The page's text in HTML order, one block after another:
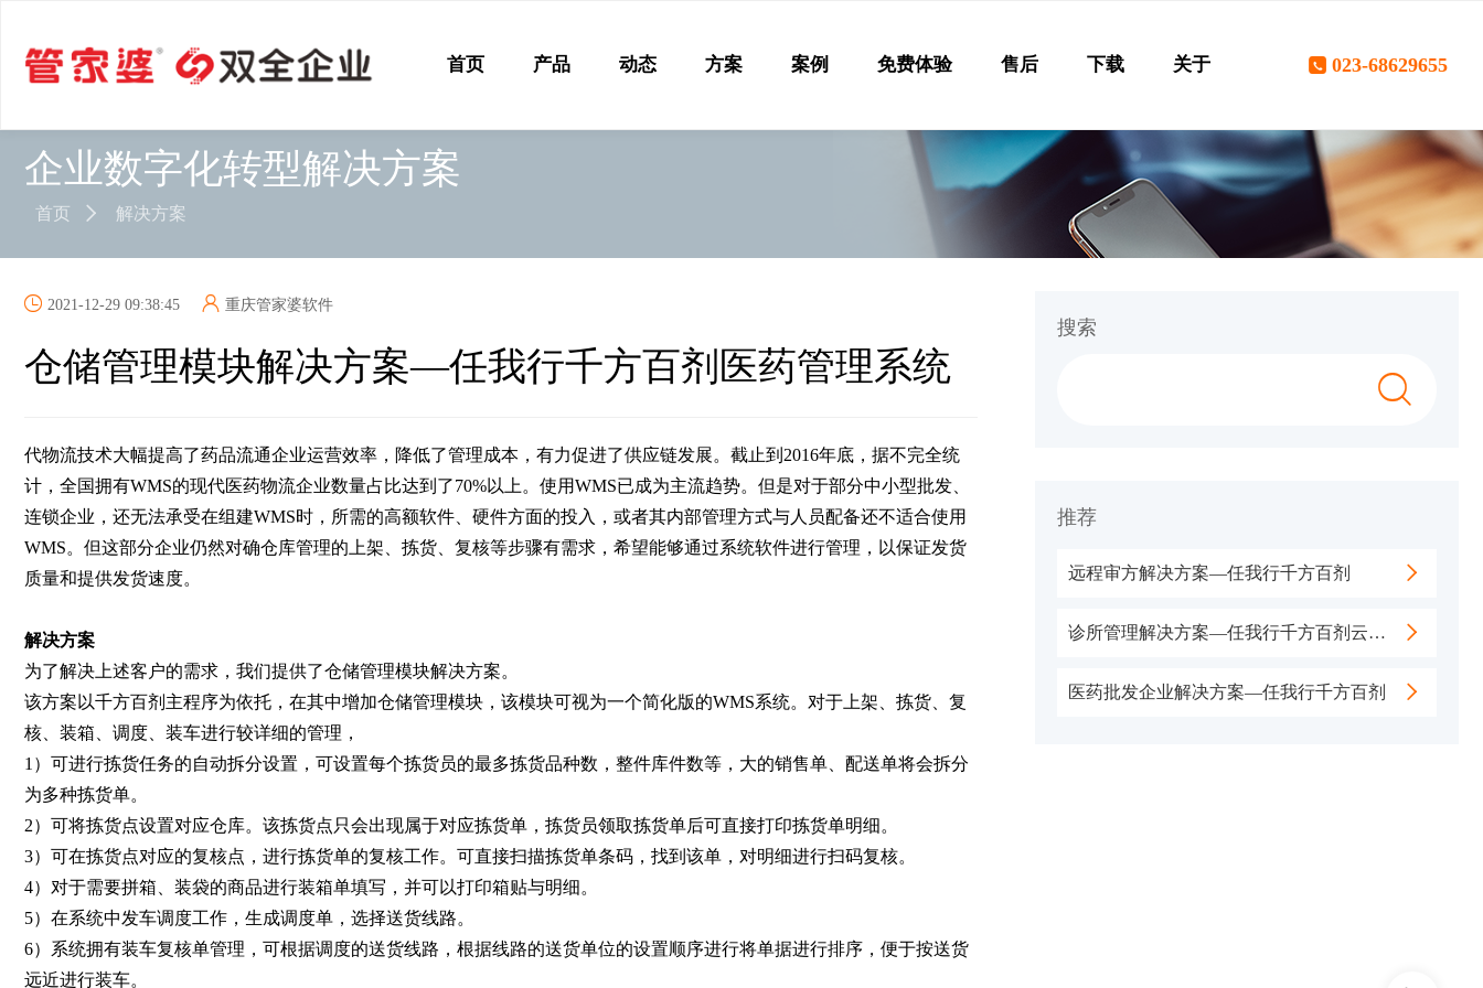
首页 产品 动态 方案 案例 免费体验 售后 下载 关于 023-68629655
企业数字化转型解决方案
首页 解决方案
2021-12-29 09:38:45 重庆管家婆软件
仓储管理模块解决方案—任我行千方百剂医药管理系统
代物流技术大幅提高了药品流通企业运营效率，降低了管理成本，有力促进了供应链发展。截止到2016年底，据不完全统
计，全国拥有WMS的现代医药物流企业数量占比达到了70%以上。使用WMS已成为主流趋势。但是对于部分中小型批发、
连锁企业，还无法承受在组建WMS时，所需的高额软件、硬件方面的投入，或者其内部管理方式与人员配备还不适合使用
WMS。但这部分企业仍然对确仓库管理的上架、拣货、复核等步骤有需求，希望能够通过系统软件进行管理，以保证发货
质量和提供发货速度。
解决方案
为了解决上述客户的需求，我们提供了仓储管理模块解决方案。
该方案以千方百剂主程序为依托，在其中增加仓储管理模块，该模块可视为一个简化版的WMS系统。对于上架、拣货、复
核、装箱、调度、装车进行较详细的管理，
1）可进行拣货任务的自动拆分设置，可设置每个拣货员的最多拣货品种数，整件库件数等，大的销售单、配送单将会拆分
为多种拣货单。
2）可将拣货点设置对应仓库。该拣货点只会出现属于对应拣货单，拣货员领取拣货单后可直接打印拣货单明细。
3）可在拣货点对应的复核点，进行拣货单的复核工作。可直接扫描拣货单条码，找到该单，对明细进行扫码复核。
4）对于需要拼箱、装袋的商品进行装箱单填写，并可以打印箱贴与明细。
5）在系统中发车调度工作，生成调度单，选择送货线路。
6）系统拥有装车复核单管理，可根据调度的送货线路，根据线路的送货单位的设置顺序进行将单据进行排序，便于按送货
远近进行装车。
搜索
推荐
远程审方解决方案—任我行千方百剂
诊所管理解决方案—任我行千方百剂云诊所
医药批发企业解决方案—任我行千方百剂